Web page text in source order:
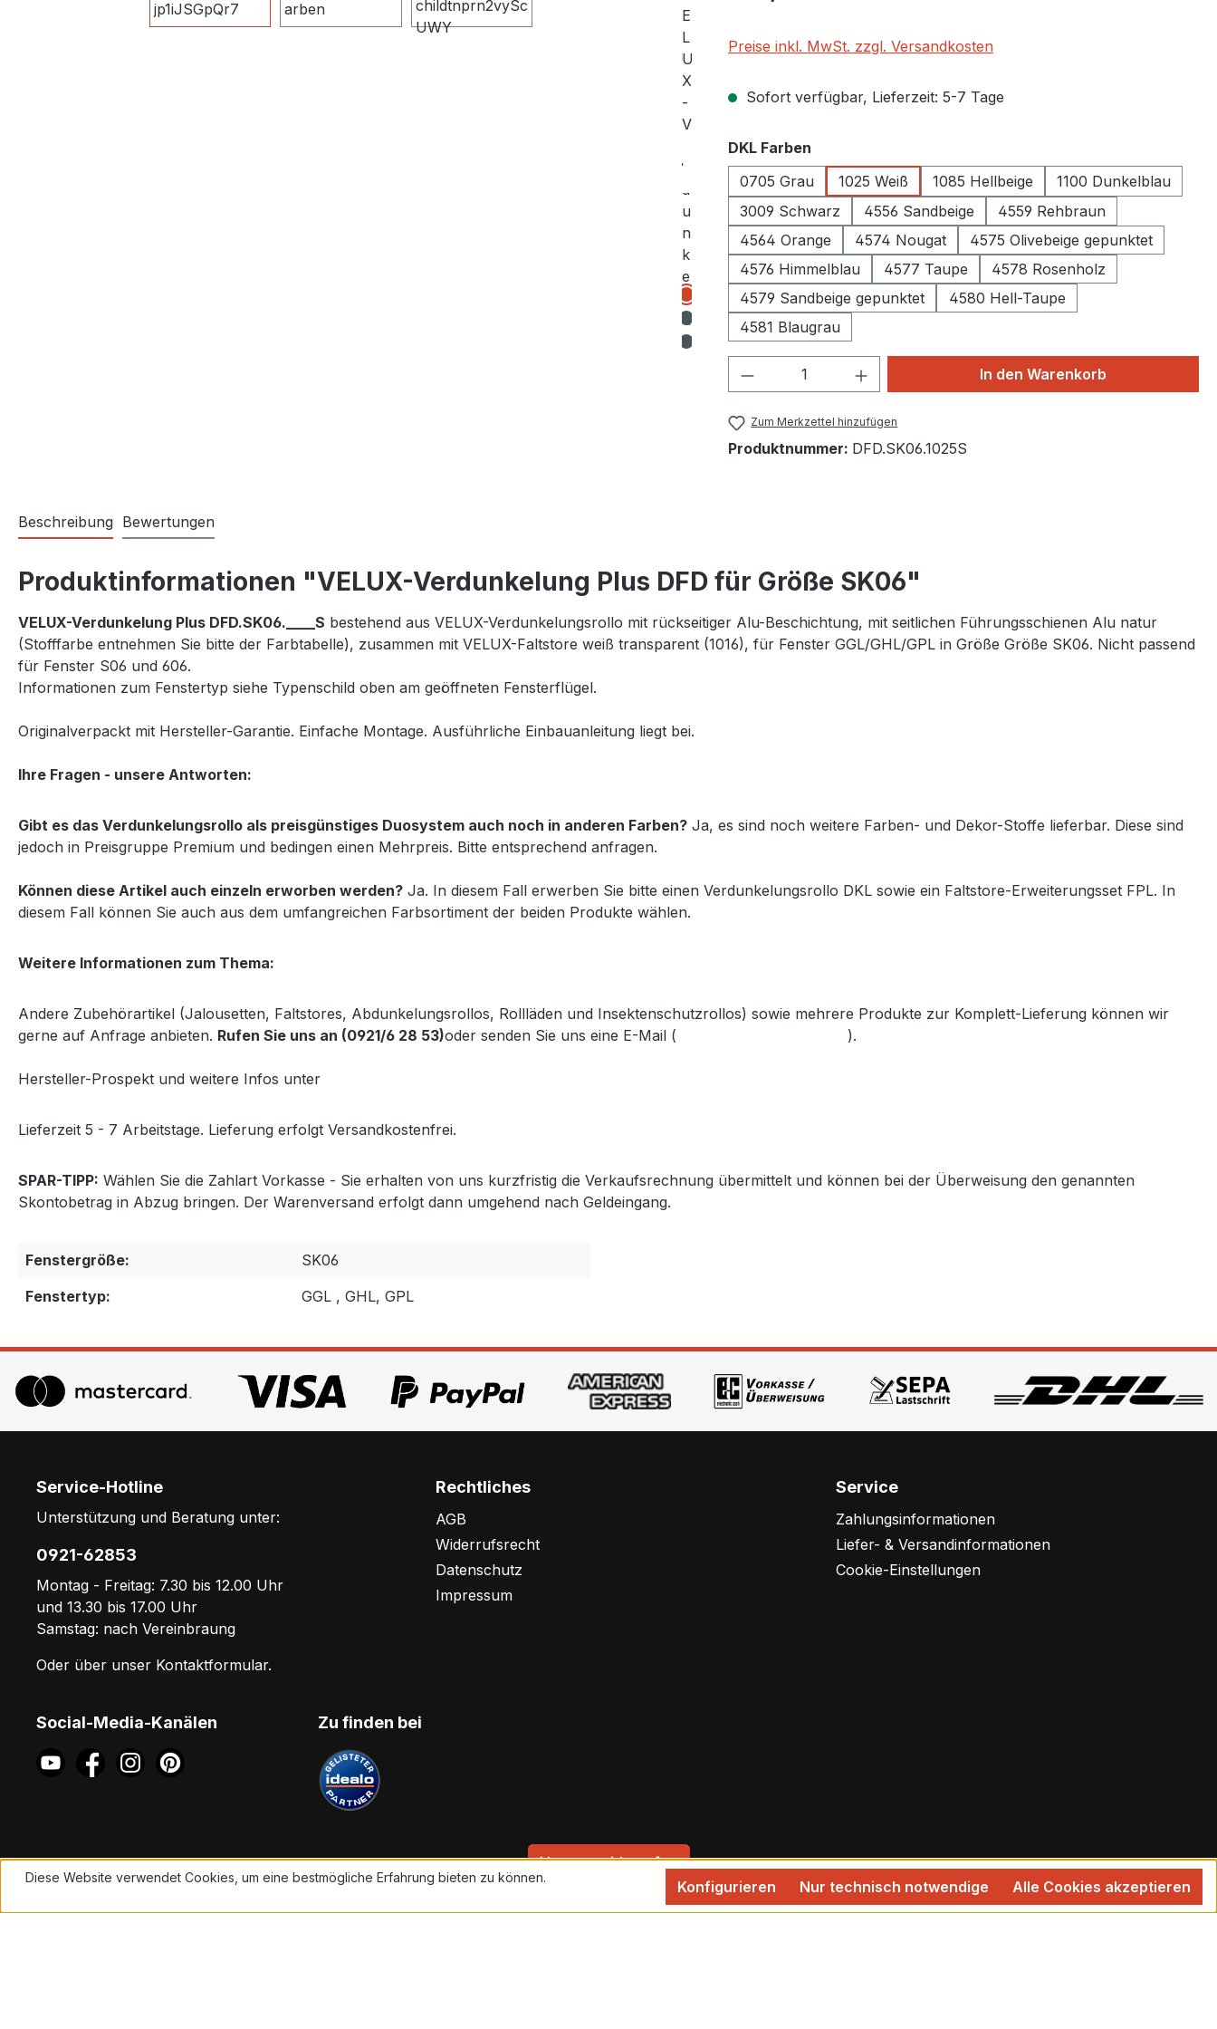
Preise inkl. MwSt. zzgl. Versandkosten
Sofort verfügbar, Lieferzeit: 5-7 Tage
DKL Farben
0705 Grau
1025 Weiß 1085 Hellbeige
1100 Dunkelblau
3009 Schwarz
4556 Sandbeige
4559 Rehbraun
4564 Orange
4574 Nougat
4575 Olivebeige gepunktet
4576 Himmelblau
4577 Taupe
4578 Rosenholz
4579 Sandbeige gepunktet
4580 Hell-Taupe
4581 Blaugrau
Produkt Anzahl: Gib den gewünschten Wert
In den Warenkorb
Zum Merkzettel hinzufügen
Produktnummer: DFD.SK06.1025S
Beschreibung Bewertungen
Produktinformationen "VELUX-Verdunkelung Plus DFD für Größe SK06"
VELUX-Verdunkelung Plus DFD.SK06.____S bestehend aus VELUX-Verdunkelungsrollo mit rückseitiger Alu-Beschichtung, mit seitlichen Führungsschienen Alu natur
(Stofffarbe entnehmen Sie bitte der Farbtabelle), zusammen mit VELUX-Faltstore weiß transparent (1016), für Fenster GGL/GHL/GPL in Größe Größe SK06. Nicht passend
für Fenster S06 und 606.
Informationen zum Fenstertyp siehe Typenschild oben am geöffneten Fensterflügel.
Originalverpackt mit Hersteller-Garantie. Einfache Montage. Ausführliche Einbauanleitung liegt bei.
Ihre Fragen - unsere Antworten:
Gibt es das Verdunkelungsrollo als preisgünstiges Duosystem auch noch in anderen Farben? Ja, es sind noch weitere Farben- und Dekor-Stoffe lieferbar. Diese sind
jedoch in Preisgruppe Premium und bedingen einen Mehrpreis. Bitte entsprechend anfragen.
Können diese Artikel auch einzeln erworben werden? Ja. In diesem Fall erwerben Sie bitte einen Verdunkelungsrollo DKL sowie ein Faltstore-Erweiterungsset FPL. In
diesem Fall können Sie auch aus dem umfangreichen Farbsortiment der beiden Produkte wählen.
Weitere Informationen zum Thema:
Andere Zubehörartikel (Jalousetten, Faltstores, Abdunkelungsrollos, Rollläden und Insektenschutzrollos) sowie mehrere Produkte zur Komplett-Lieferung können wir
gerne auf Anfrage anbieten. Rufen Sie uns an (0921/6 28 53)oder senden Sie uns eine E-Mail ( ).
Hersteller-Prospekt und weitere Infos unter
Lieferzeit 5 - 7 Arbeitstage. Lieferung erfolgt Versandkostenfrei.
SPAR-TIPP: Wählen Sie die Zahlart Vorkasse - Sie erhalten von uns kurzfristig die Verkaufsrechnung übermittelt und können bei der Überweisung den genannten
Skontobetrag in Abzug bringen. Der Warenversand erfolgt dann umgehend nach Geldeingang.
Fenstergröße:
SK06
Fenstertyp:
GGL , GHL, GPL
Service-Hotline
Unterstützung und Beratung unter:
0921-62853
Montag - Freitag: 7.30 bis 12.00 Uhr
und 13.30 bis 17.00 Uhr
Samstag: nach Vereinbraung
Oder über unser Kontaktformular.
Rechtliches
AGB
Widerrufsrecht
Datenschutz
Impressum
Service
Zahlungsinformationen
Liefer- & Versandinformationen
Cookie-Einstellungen
Social-Media-Kanälen Zu finden bei
Vertrag widerrufen
Alle Preise inkl. gesetzl. Mehrwertsteuer zzgl.Versandkostenund ggf. Nachnahmegebühren, wenn nicht anders angegeben.
Diese Website verwendet Cookies, um eine bestmögliche Erfahrung bieten zu können.
Nur technisch notwendige
Konfigurieren Alle Cookies akzeptieren